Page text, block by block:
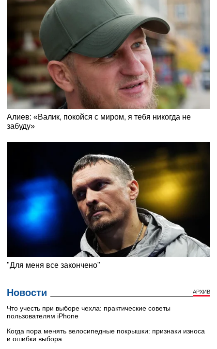
Новости АРХИВ
Что учесть при выборе чехла: практические советы
пользователям iPhone
Когда пора менять велосипедные покрышки: признаки износа
и ошибки выбора